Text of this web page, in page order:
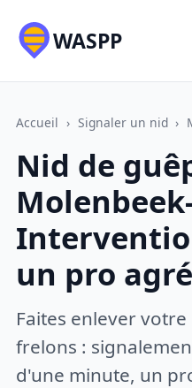
WASPP
Accueil › Signaler un nid ›
Nid de
un pro
Faites enlever
frelons :
d'une minute, un